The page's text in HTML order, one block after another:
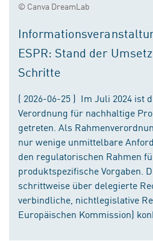
© Canva DreamLab
ESPR: Stand der
Schritte
( 2026-06-25 ) Im Juli 2024 ist
Verordnung für nachhaltige
getreten. Als
nur wenige unmittelbare
den regulatorischen Rahmen
produktspezifische Vorgaben.
schrittweise über delegierte
verbindliche, nichtlegislative
Europäischen Kommission)